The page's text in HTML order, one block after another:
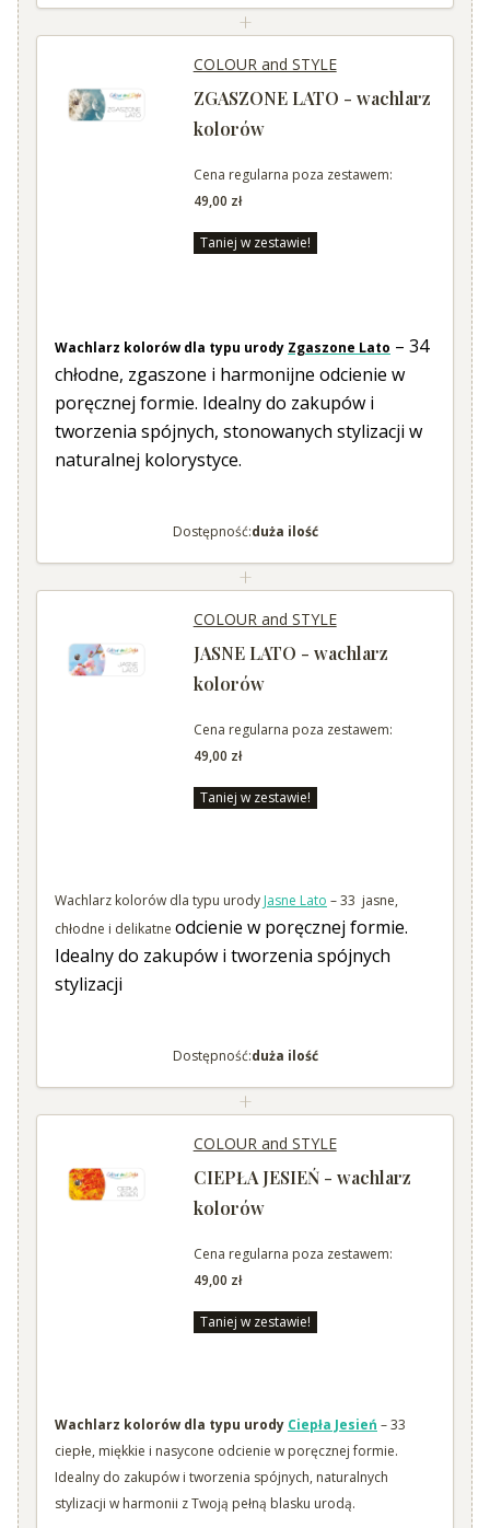
+
COLOUR and STYLE
ZGASZONE LATO - wachlarz
kolorów
Cena regularna poza zestawem:
49,00 zł
Taniej w zestawie!
Wachlarz kolorów dla typu urody Zgaszone Lato – 34
chłodne, zgaszone i harmonijne odcienie w
poręcznej formie. Idealny do zakupów i
tworzenia spójnych, stonowanych stylizacji w
naturalnej kolorystyce.
Dostępność:duża ilość
+
COLOUR and STYLE
JASNE LATO - wachlarz
kolorów
Cena regularna poza zestawem:
49,00 zł
Taniej w zestawie!
Wachlarz kolorów dla typu urody Jasne Lato – 33 jasne,
chłodne i delikatne odcienie w poręcznej formie.
Idealny do zakupów i tworzenia spójnych
stylizacji
Dostępność:duża ilość
+
COLOUR and STYLE
CIEPŁA JESIEŃ - wachlarz
kolorów
Cena regularna poza zestawem:
49,00 zł
Taniej w zestawie!
Wachlarz kolorów dla typu urody Ciepła Jesień – 33
ciepłe, miękkie i nasycone odcienie w poręcznej formie.
Idealny do zakupów i tworzenia spójnych, naturalnych
stylizacji w harmonii z Twoją pełną blasku urodą.